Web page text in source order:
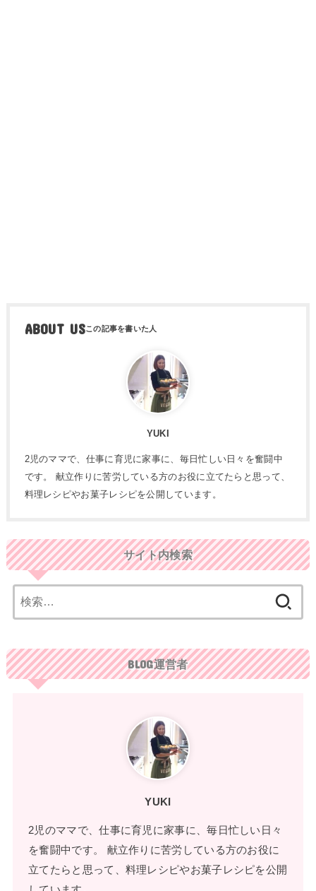
ABOUT US
YUKI
2児のママで、仕事に育児に家事に、毎日忙しい日々を奮闘中
です。 献立作りに苦労している方のお役に立てたらと思って、
料理レシピやお菓子レシピを公開しています。
サイト内検索
索:
BLOG運営者
YUKI
2児のママで、仕事に育児に家事に、毎日忙しい日々
を奮闘中です。 献立作りに苦労している方のお役に
立てたらと思って、料理レシピやお菓子レシピを公開